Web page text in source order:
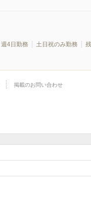
週4日勤務 土日祝のみ勤務
掲載のお問い合わせ